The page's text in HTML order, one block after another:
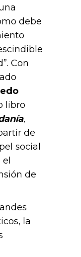
debe
Con
libro
,
de
social
de
la